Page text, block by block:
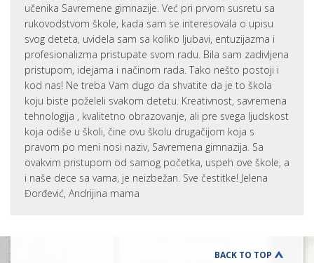
učenika Savremene gimnazije. Već pri prvom susretu sa
rukovodstvom škole, kada sam se interesovala o upisu
svog deteta, uvidela sam sa koliko ljubavi, entuzijazma i
profesionalizma pristupate svom radu. Bila sam zadivljena
pristupom, idejama i načinom rada. Tako nešto postoji i
kod nas! Ne treba Vam dugo da shvatite da je to škola
koju biste poželeli svakom detetu. Kreativnost, savremena
tehnologija , kvalitetno obrazovanje, ali pre svega ljudskost
koja odiše u školi, čine ovu školu drugačijom koja s
pravom po meni nosi naziv, Savremena gimnazija. Sa
ovakvim pristupom od samog početka, uspeh ove škole, a
i naše dece sa vama, je neizbežan. Sve čestitke! Jelena
Đorđević, Andrijina mama
BACK TO TOP